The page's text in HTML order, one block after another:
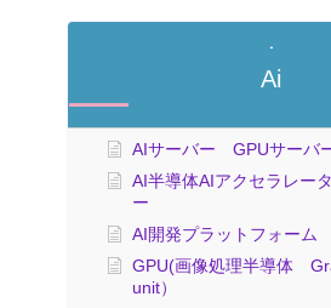
Ai
AIサーバー GPUサーバ
AI半導体AIアクセラレー
ー
AI開発プラットフォーム
GPU(画像処理半導体
unit）